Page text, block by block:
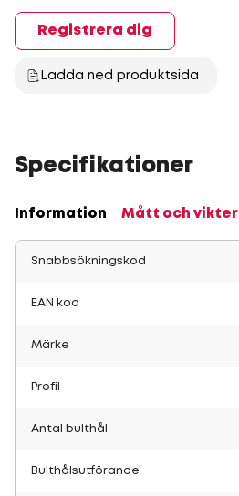
Registrera dig
Ladda ned produktsida
Specifikationer
Information Mått och vikter
Snabbsökningskod
EAN kod
Märke
Profil
Antal bulthål
Bulthålsutförande